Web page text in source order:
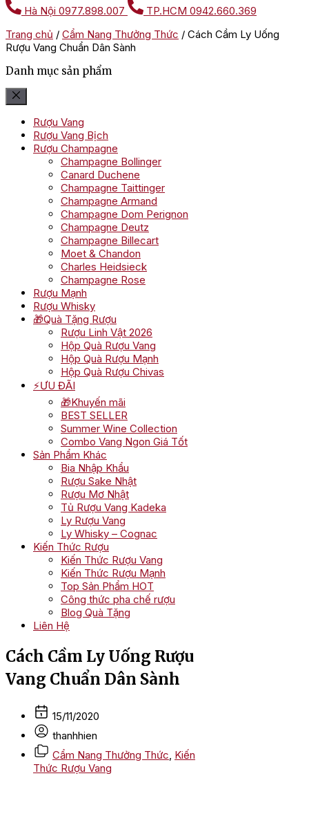
Hà Nội 0977.898.007 TP.HCM 0942.660.369
Trang chủ / Cẩm Nang Thưởng Thức / Cách Cầm Ly Uống
Rượu Vang Chuẩn Dân Sành
Danh mục sản phẩm
Rượu Vang
Rượu Vang Bịch
Rượu Champagne
Champagne Bollinger
Canard Duchene
Champagne Taittinger
Champagne Armand
Champagne Dom Perignon
Champagne Deutz
Champagne Billecart
Moet & Chandon
Charles Heidsieck
Champagne Rose
Rượu Mạnh
Rượu Whisky
🎁Quà Tặng Rượu
Rượu Linh Vật 2026
Hộp Quà Rượu Vang
Hộp Quà Rượu Mạnh
Hộp Quà Rượu Chivas
⚡ƯU ĐÃI
🎁Khuyến mãi
BEST SELLER
Summer Wine Collection
Combo Vang Ngon Giá Tốt
Sản Phẩm Khác
Bia Nhập Khẩu
Rượu Sake Nhật
Rượu Mơ Nhật
Tủ Rượu Vang Kadeka
Ly Rượu Vang
Ly Whisky – Cognac
Kiến Thức Rượu
Kiến Thức Rượu Vang
Kiến Thức Rượu Mạnh
Top Sản Phẩm HOT
Công thức pha chế rượu
Blog Quà Tặng
Liên Hệ
Cách Cầm Ly Uống Rượu
Vang Chuẩn Dân Sành
15/11/2020
thanhhien
Cẩm Nang Thưởng Thức, Kiến
Thức Rượu Vang